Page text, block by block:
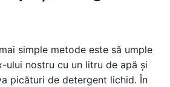
simple metode este să umple
ului nostru cu un litru de apă și
picături de detergent lichid. În